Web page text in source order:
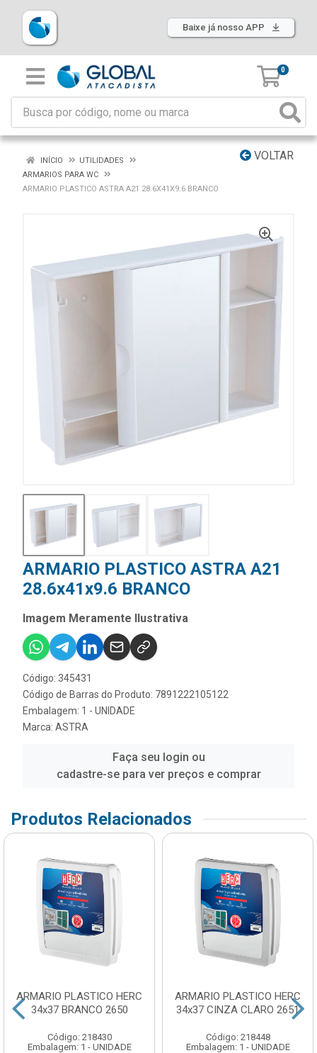
Baixe já nosso APP
0
VOLTAR
INÍCIO
UTILIDADES
ARMARIOS PARA WC
ARMARIO PLASTICO ASTRA A21 28.6X41X9.6 BRANCO
ARMARIO PLASTICO ASTRA A21
28.6x41x9.6 BRANCO
Imagem Meramente Ilustrativa
Código: 345431
Código de Barras do Produto: 7891222105122
Embalagem: 1 - UNIDADE
Marca: ASTRA
Faça seu login ou
cadastre-se para ver preços e comprar
Produtos Relacionados
ARMARIO PLASTICO HERC
34x37 BRANCO 2650
Código: 218430
Embalagem: 1 - UNIDADE
ARMARIO PLASTICO HERC
34x37 CINZA CLARO 2651
Código: 218448
Embalagem: 1 - UNIDADE